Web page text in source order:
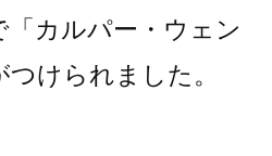
カルパー・ウェン
けられました。